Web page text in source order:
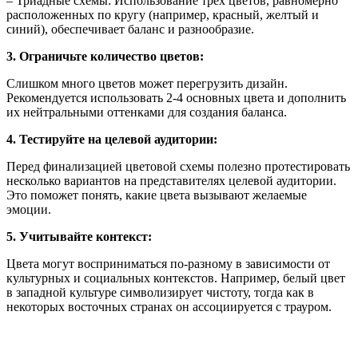
расположенных по кругу (например, красный, желтый и
синий), обеспечивает баланс и разнообразие.
3. Ограничьте количество цветов:
Слишком много цветов может перегрузить дизайн.
Рекомендуется использовать 2-4 основных цвета и дополнить
их нейтральными оттенками для создания баланса.
4. Тестируйте на целевой аудитории:
Перед финализацией цветовой схемы полезно протестировать
несколько вариантов на представителях целевой аудитории.
Это поможет понять, какие цвета вызывают желаемые
эмоции.
5. Учитывайте контекст:
Цвета могут восприниматься по-разному в зависимости от
культурных и социальных контекстов. Например, белый цвет
в западной культуре символизирует чистоту, тогда как в
некоторых восточных странах он ассоциируется с трауром.